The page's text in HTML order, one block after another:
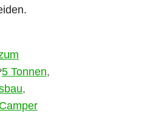
Schlagwörter
5 Tonnen,
,
Camper